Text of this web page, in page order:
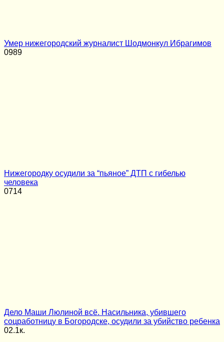
Умер нижегородский журналист Шодмонкул Ибрагимов
0989
Нижегородку осудили за “пьяное” ДТП с гибелью
человека
0714
Дело Маши Люлиной всё. Насильника, убившего
соцработницу в Богородске, осудили за убийство ребенка
02.1к.